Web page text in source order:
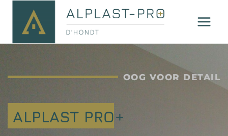
OOG VOOR DETAIL
ALPLAST PRO+